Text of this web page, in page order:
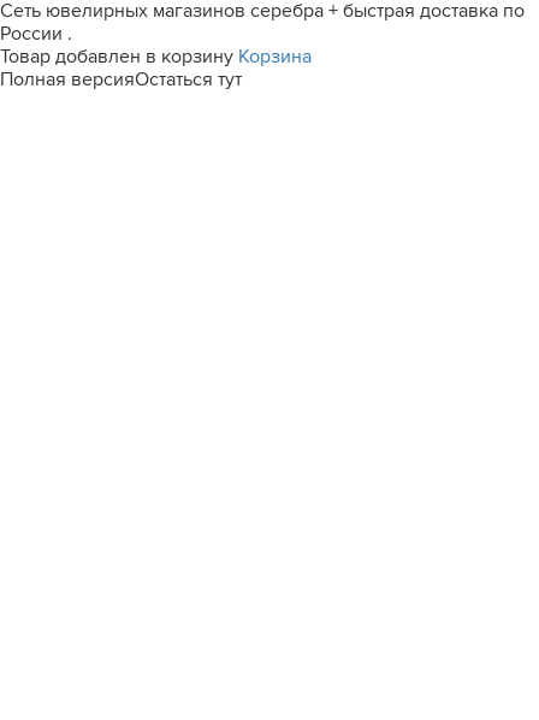
Сеть ювелирных магазинов серебра + быстрая доставка по
России .
Товар добавлен в корзину Корзина
Полная версияОстаться тут